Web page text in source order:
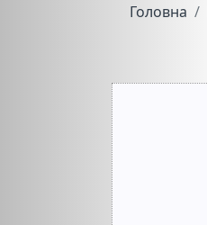
Головна